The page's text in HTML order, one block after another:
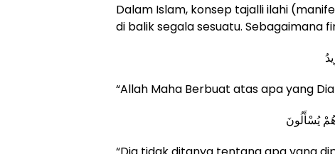
Dalam Islam, konsep tajalli ilahi
di balik segala sesuatu. Sebagaimana
“Allah Maha Berbuat atas apa yang
يُسْأَلُونَ